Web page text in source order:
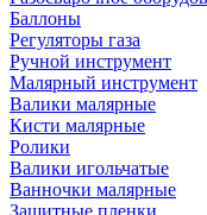
Баллоны
Регуляторы газа
Ручной инструмент
Малярный инструмент
Валики малярные
Кисти малярные
Ролики
Валики игольчатые
Ванночки малярные
Защитные пленки